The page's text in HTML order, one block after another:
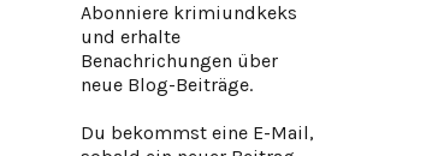
Abonniere krimiundkeks
und erhalte
Benachrichungen über
neue Blog-Beiträge.
Du bekommst eine E-Mail,